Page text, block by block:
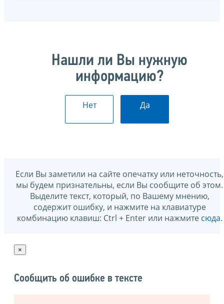
Нашли ли Вы нужную
информацию?
Нет Да
Если Вы заметили на сайте опечатку или неточность,
мы будем признательны, если Вы сообщите об этом.
Выделите текст, который, по Вашему мнению,
содержит ошибку, и нажмите на клавиатуре
комбинацию клавиш: Ctrl + Enter или нажмите сюда.
×
Сообщить об ошибке в тексте